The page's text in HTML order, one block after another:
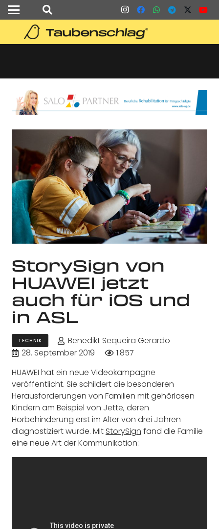
StorySign von
HUAWEI jetzt
auch für iOS und
in ASL
TECHNIK
Benedikt Sequeira Gerardo
28. September 2019
1.857
HUAWEI hat ein neue Videokampagne
veröffentlicht. Sie schildert die besonderen
Herausforderungen von Familien mit gehörlosen
Kindern am Beispiel von Jette, deren
Hörbehinderung erst im Alter von drei Jahren
diagnostiziert wurde. Mit StorySign fand die Familie
eine neue Art der Kommunikation: